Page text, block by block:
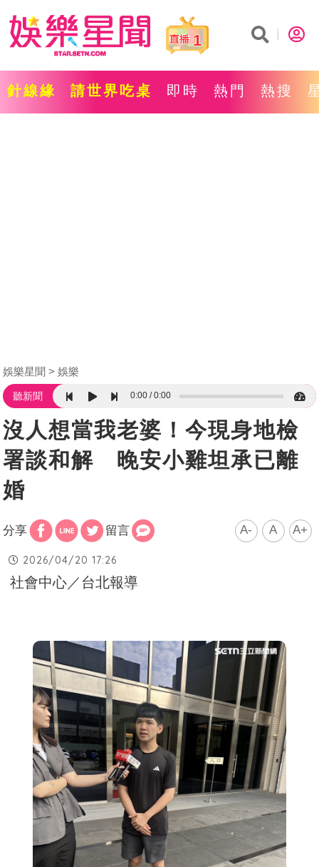
1
針線緣 請世界吃桌 即時 熱門 熱搜
娛樂星聞 娛樂
聽新聞 0:00 0:00
沒人想當我老婆！今現身地檢
署談和解 晚安小雞坦承已離
婚
分享 留言 A- A A+
2026/04/20 17:26
社會中心／台北報導